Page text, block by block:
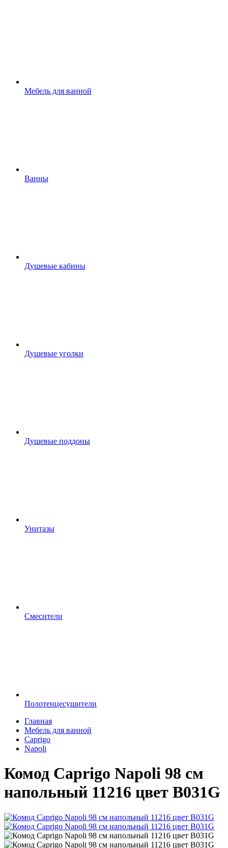
Мебель для ванной
Ванны
Душевые кабины
Душевые уголки
Душевые поддоны
Унитазы
Смесители
Полотенцесушители
Главная
Мебель для ванной
Caprigo
Napoli
Комод Caprigo Napoli 98 см
напольный 11216 цвет B031G